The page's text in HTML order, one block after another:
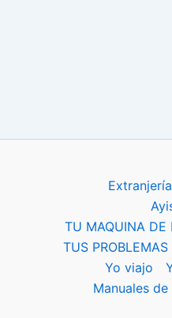
TU MAQUINA DE
TUS PROBLEMAS
Yo viajo
Manuales